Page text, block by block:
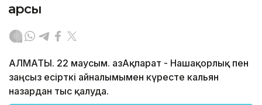
қарсы
АЛМАТЫ. 22 маусым. ҚазАқпарат - Нашақорлық пен
заңсыз есірткі айналымымен күресте кальян
назардан тыс қалуда.